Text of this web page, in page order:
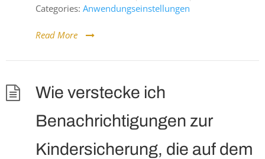
Categories: Anwendungseinstellungen
Read More
Wie verstecke ich
Benachrichtigungen zur
Kindersicherung, die auf dem